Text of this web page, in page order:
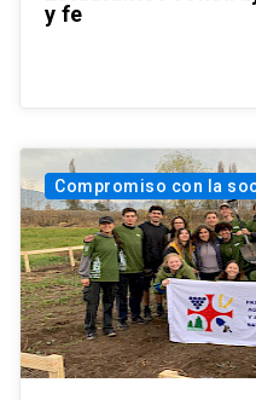
y fe
Compromiso con la